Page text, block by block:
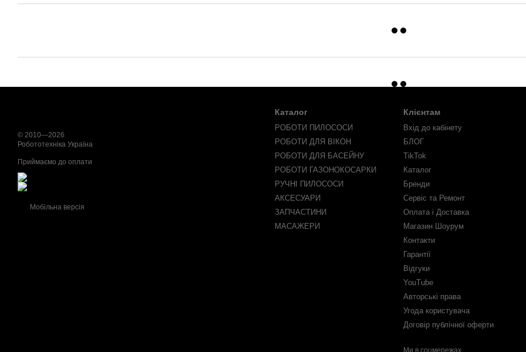
© 2010—2026
Робототехніка Україна
Приймаємо до оплати
Мобільна версія
Каталог
РОБОТИ ПИЛОСОСИ
РОБОТИ ДЛЯ ВІКОН
РОБОТИ ДЛЯ БАСЕЙНУ
РОБОТИ ГАЗОНОКОСАРКИ
РУЧНІ ПИЛОСОСИ
АКСЕСУАРИ
ЗАПЧАСТИНИ
МАСАЖЕРИ
Клієнтам
Вхід до кабінету
БЛОГ
TikTok
Каталог
Бренди
Сервіс та Ремонт
Оплата і Доставка
Магазин Шоурум
Контакти
Гарантії
Відгуки
YouTube
Авторські права
Угода користувача
Договір публічної оферти
Ми в соцмережах